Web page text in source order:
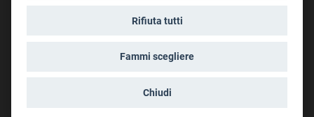
Dichiarazione di accessibilità
Rifiuta tutti
Fammi scegliere
Chiudi